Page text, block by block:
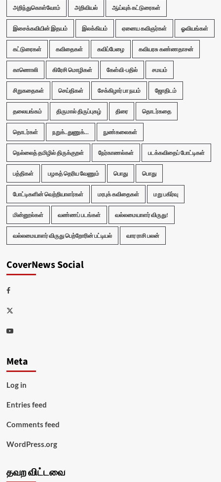
அறிந்துகொள்வோம் அறிவியல் ஆய்வுக் கட்டுரைகள்
இசைக்கவியின் இதயம் இலக்கியம் ஏனைய கவிஞர்கள் ஓவியங்கள்
கட்டுரைகள் கவிதைகள் கவிப்பேழை கவியரசு கண்ணதாசன்
காணொலி கிரேசி மொழிகள் கேள்வி-பதில் சமயம்
சிறுகதைகள் செய்திகள் சேக்கிழார் பா நயம் ஜோதிடம்
தலையங்கம் திருமால் திருப்புகழ் திரை தொடர்கதை
தொடர்கள் நறுக்..துணுக்... நுண்கலைகள்
நெல்லைத் தமிழில் திருக்குறள் நேர்காணல்கள் படக்கவிதைப் போட்டிகள்
பத்திகள் பழகத் தெரிய வேணும் பொது பொது
போட்டிகளின் வெற்றியாளர்கள் மரபுக் கவிதைகள் மறு பகிர்வு
மின்னூல்கள் வண்ணப் படங்கள் வல்லமையாளர் விருது!
வல்லமையாளர் விருது பெற்றோரின் பட்டியல் வார ராசி பலன்
CoverNews Social
Facebook
Twitter
Youtube
Meta
Log in
Entries feed
Comments feed
WordPress.org
தவற விட்டவை